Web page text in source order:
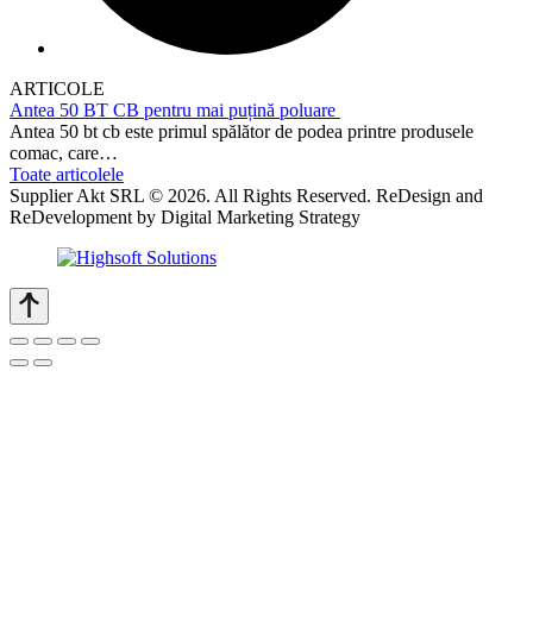
ARTICOLE
Antea 50 BT CB pentru mai puțină poluare
Antea 50 bt cb este primul spălător de podea printre produsele
comac, care…
Toate articolele
Supplier Akt SRL © 2026. All Rights Reserved. ReDesign and
ReDevelopment by Digital Marketing Strategy